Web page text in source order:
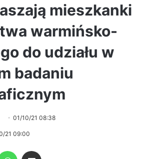
mieszkanki
warmińsko-
do udziału w
badaniu
01/10/21 08:38
21 09:00